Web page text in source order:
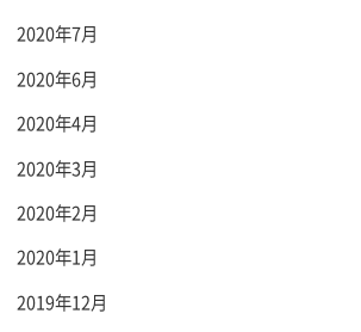
2020年7月
2020年6月
2020年4月
2020年3月
2020年2月
2020年1月
2019年12月